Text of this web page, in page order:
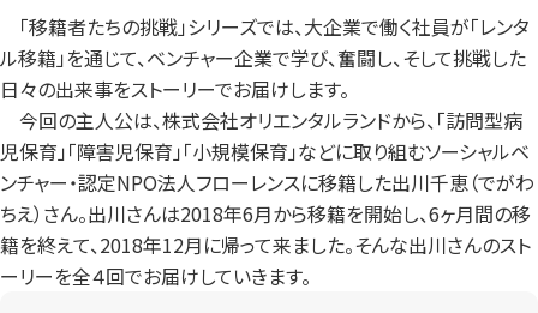
す） す） す）
「移籍者たちの挑戦」シリーズでは、大企業で働く社員が「レンタ
ル移籍」を通じて、ベンチャー企業で学び、奮闘し、そして挑戦した
日々の出来事をストーリーでお届けします。
今回の主人公は、株式会社オリエンタルランドから、「訪問型病
児保育」「障害児保育」「小規模保育」などに取り組むソーシャルベ
ンチャー・認定NPO法人フローレンスに移籍した出川千恵（でがわ
ちえ）さん。出川さんは2018年6月から移籍を開始し、6ヶ月間の移
籍を終えて、2018年12月に帰って来ました。そんな出川さんのスト
ーリーを全４回でお届けしていきます。